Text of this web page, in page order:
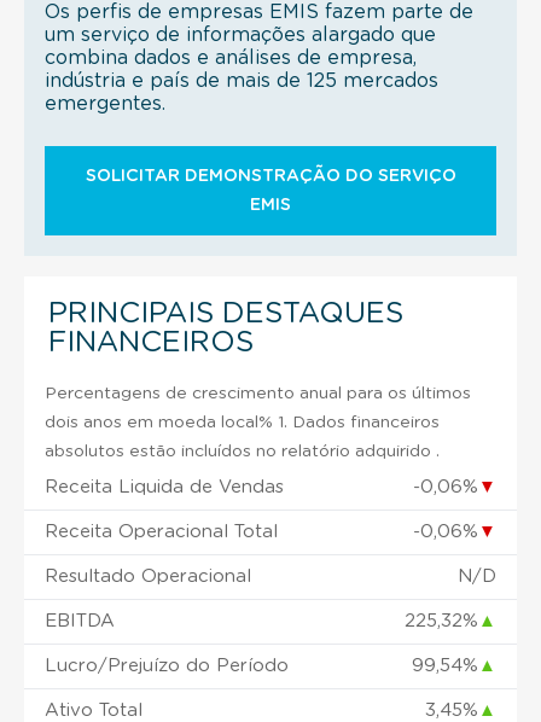
Os perfis de empresas EMIS fazem parte de
um serviço de informações alargado que
combina dados e análises de empresa,
indústria e país de mais de 125 mercados
emergentes.
SOLICITAR DEMONSTRAÇÃO DO SERVIÇO
EMIS
PRINCIPAIS DESTAQUES
FINANCEIROS
Percentagens de crescimento anual para os últimos
dois anos em moeda local% 1. Dados financeiros
absolutos estão incluídos no relatório adquirido .
Receita Liquida de Vendas -0,06% ▼
Receita Operacional Total -0,06% ▼
Resultado Operacional N/D
EBITDA 225,32% ▲
Lucro/Prejuízo do Período 99,54% ▲
Ativo Total 3,45% ▲